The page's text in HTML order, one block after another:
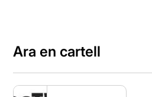
Ara en cartell